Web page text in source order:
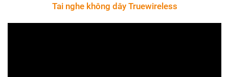
Tai nghe không dây Truewireless